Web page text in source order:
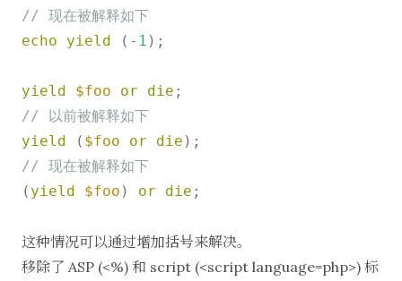
// 现在被解释如下
echo
yield (- 1 );
yield $foo or die
// 以前被解释如下
yield ( $foo or die
// 现在被解释如下
( yield $foo ) or die ;
这种情况可以通过增加括号来解决。
移除了 ASP (<%) 和 script (<script language=php>) 标